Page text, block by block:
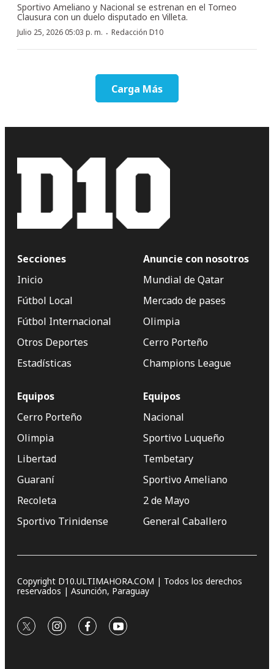
Sportivo Ameliano y Nacional se estrenan en el Torneo
Clausura con un duelo disputado en Villeta.
Julio 25, 2026 05:03 p. m. · Redacción D10
Carga Más
Secciones
Inicio
Fútbol Local
Fútbol Internacional
Otros Deportes
Estadísticas
Anuncie con nosotros
Mundial de Qatar
Mercado de pases
Olimpia
Cerro Porteño
Champions League
Equipos
Cerro Porteño
Olimpia
Libertad
Guaraní
Recoleta
Sportivo Trinidense
Equipos
Nacional
Sportivo Luqueño
Tembetary
Sportivo Ameliano
2 de Mayo
General Caballero
Copyright D10.ULTIMAHORA.COM | Todos los derechos
reservados | Asunción, Paraguay
twitterinstagram
facebookyoutube